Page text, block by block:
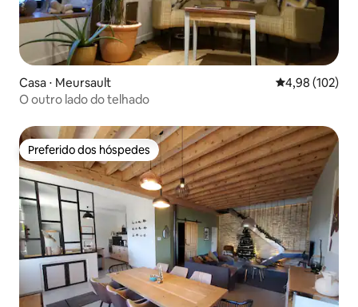
Casa ⋅ Meursault 4,98 de uma
4,98 (102)
O outro lado do telhado
Preferido dos hóspedes
Preferido dos hóspedes